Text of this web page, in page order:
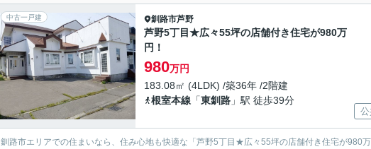
中古一戸建 釧路市芦野
芦野5丁目★広々55坪の店舗付き住宅が980万
円！
980万円
183.08㎡ (4LDK) /築36年 /2階建
根室本線 「東釧路 」駅 徒歩39分
釧路市エリアでの住まいなら、住み心地も快適な「芦野5丁目★広々55坪の店舗付き住宅が980